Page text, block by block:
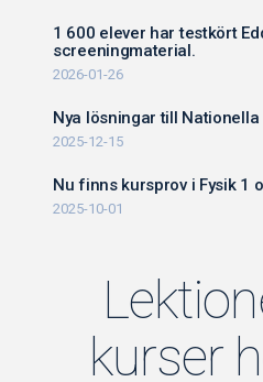
1 600 elever har testkört
screeningmaterial.
2026-01-26
Nya lösningar till Nationella
2025-12-15
Nu finns kursprov i Fysik 1
2025-10-01
kurser